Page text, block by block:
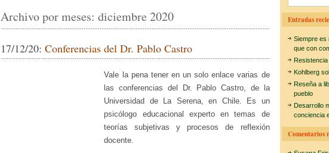
Archivo por meses: diciembre 2020
17/12/20: Conferencias del Dr. Pablo Castro
Vale la pena tener en un solo enlace varias de
las conferencias del Dr. Pablo Castro, de la
Universidad de La Serena, en Chile. Es un
psicólogo educacional experto en temas de
teorías subjetivas y procesos de reflexión
docente.
u
a
Entradas
Siempre es
que con
Resistencia
Kohlberg
Reseña a
pueblo
Desarrollo
conciencia
Comentarios